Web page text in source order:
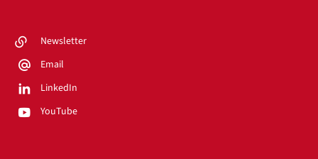
Newsletter
Email
LinkedIn
YouTube